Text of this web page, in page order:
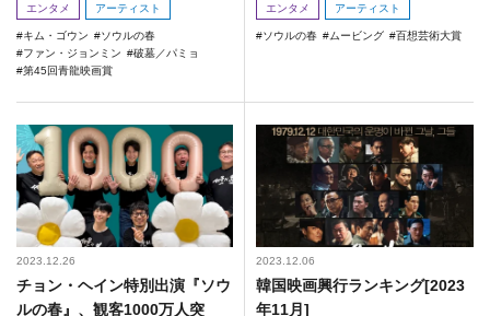
エンタメ アーティスト
キム・ゴウン
ソウルの春
ファン・ジョンミン
破墓／パミョ
第45回青龍映画賞
エンタメ アーティスト
ソウルの春 ムービング 百想芸術大賞
2023.12.26
チョン・ヘイン特別出演『ソウ
ルの春』、観客1000万人突
2023.12.06
韓国映画興行ランキング[2023
年11月]